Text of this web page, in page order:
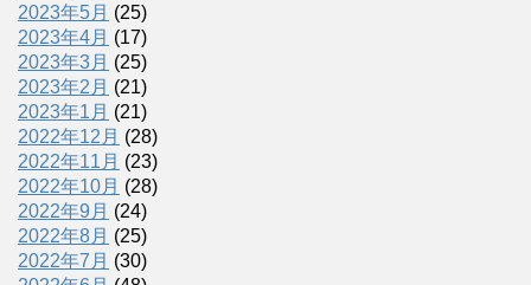
2023年5月 (25)
2023年4月 (17)
2023年3月 (25)
2023年2月 (21)
2023年1月 (21)
2022年12月 (28)
2022年11月 (23)
2022年10月 (28)
2022年9月 (24)
2022年8月 (25)
2022年7月 (30)